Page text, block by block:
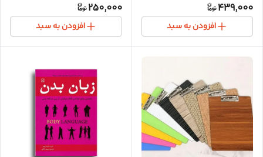
439,000
افزودن به سبد
250,000
افزودن به سبد